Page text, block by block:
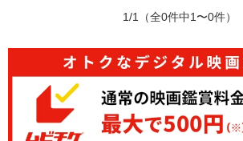
1/1 （全0件中1〜0件）